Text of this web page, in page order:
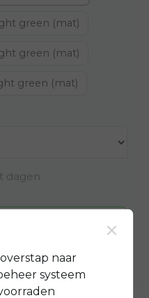
green (mat)
green (mat)
green (mat)
dagen
toevoegen
×
naar
systeem